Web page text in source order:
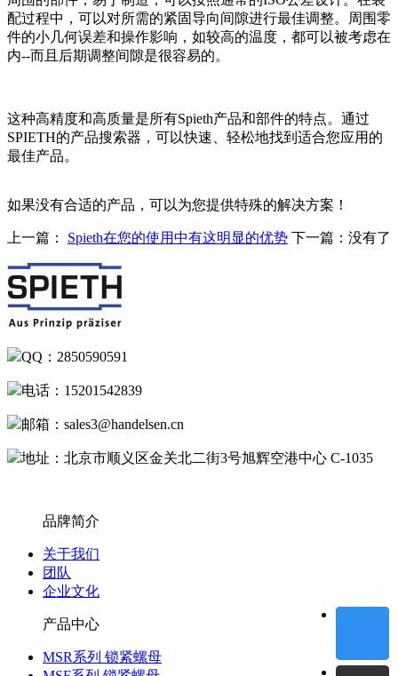
配过程中，可以对所需的紧固导向间隙进行最佳调整。周围零
件的小几何误差和操作影响，如较高的温度，都可以被考虑在
内--而且后期调整间隙是很容易的。
这种高精度和高质量是所有Spieth产品和部件的特点。通过
SPIETH的产品搜索器，可以快速、轻松地找到适合您应用的
最佳产品。
如果没有合适的产品，可以为您提供特殊的解决方案！
上一篇： Spieth在您的使用中有这明显的优势 下一篇：没有了
QQ：2850590591
电话：15201542839
邮箱：sales3@handelsen.cn
地址：北京市顺义区金关北二街3号旭辉空港中心 C-1035
品牌简介
关于我们
团队
企业文化
产品中心
MSR系列 锁紧螺母